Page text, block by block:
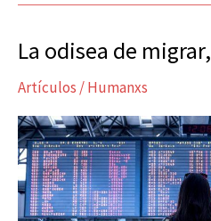
La odisea de
Artículos /Humanxs
La
de
migrar,
¿sin
derechos?